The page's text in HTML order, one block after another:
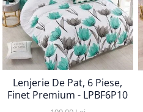
Lenjerie De Pat, 6 Piese,
Finet Premium - LPBF6P10